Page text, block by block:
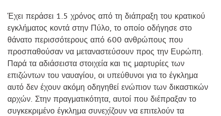
Έχει περάσει 1.5 χρόνος από τη διάπραξη του κρατικού
εγκλήματος κοντά στην Πύλο, το οποίο οδήγησε στο
θάνατο περισσότερους από 600 ανθρώπους που
προσπαθούσαν να μεταναστεύσουν προς την Ευρώπη.
Παρά τα αδιάσειστα στοιχεία και τις μαρτυρίες των
επιζώντων του ναυαγίου, οι υπεύθυνοι για το έγκλημα
αυτό δεν έχουν ακόμη οδηγηθεί ενώπιον των δικαστικών
αρχών. Στην πραγματικότητα, αυτοί που διέπραξαν το
συγκεκριμένο έγκλημα συνεχίζουν να επιτελούν τα